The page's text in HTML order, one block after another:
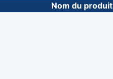
Nom du produit